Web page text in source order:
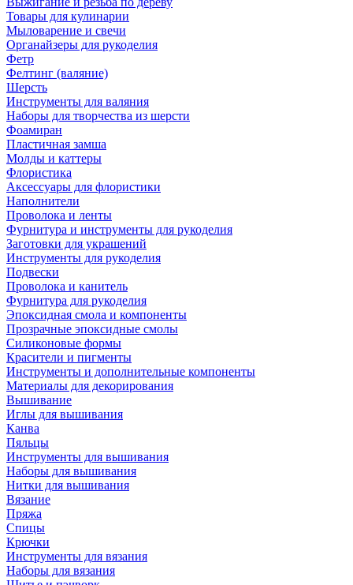
Товары для кулинарии
Мыловарение и свечи
Органайзеры для рукоделия
Фетр
Фелтинг (валяние)
Шерсть
Инструменты для валяния
Наборы для творчества из шерсти
Фоамиран
Пластичная замша
Молды и каттеры
Флористика
Аксессуары для флористики
Наполнители
Проволока и ленты
Фурнитура и инструменты для рукоделия
Заготовки для украшений
Инструменты для рукоделия
Подвески
Проволока и канитель
Фурнитура для рукоделия
Эпоксидная смола и компоненты
Прозрачные эпоксидные смолы
Силиконовые формы
Красители и пигменты
Инструменты и дополнительные компоненты
Материалы для декорирования
Вышивание
Иглы для вышивания
Канва
Пяльцы
Инструменты для вышивания
Наборы для вышивания
Нитки для вышивания
Вязание
Пряжа
Спицы
Крючки
Инструменты для вязания
Наборы для вязания